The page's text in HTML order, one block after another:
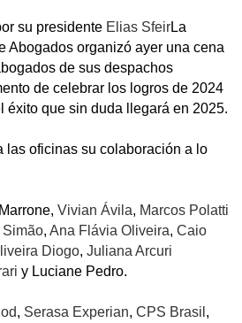
su presidente Elias SfeirLa
Abogados organizó ayer una cena
de sus despachos
de celebrar los logros de 2024
éxito que sin duda llegará en 2025.
las oficinas su colaboración a lo
Vivian Ávila, Marcos Polatti
, Ana Flávia Oliveira, Caio
Diogo, Juliana Arcuri
y Luciane Pedro.
, Serasa Experian, CPS Brasil ,